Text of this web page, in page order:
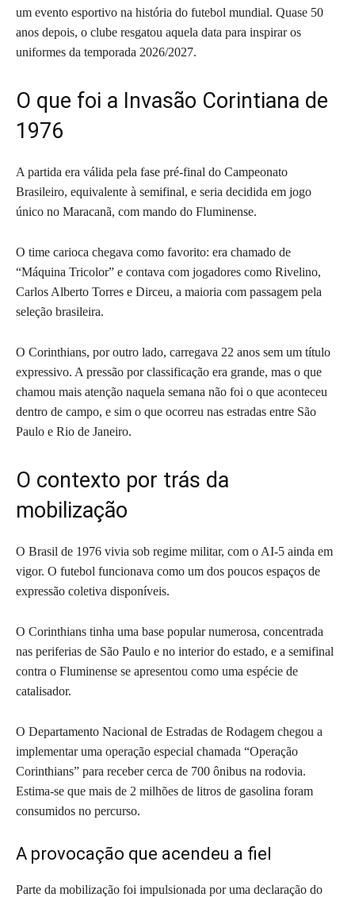
um evento esportivo na história do futebol mundial. Quase 50
anos depois, o clube resgatou aquela data para inspirar os
uniformes da temporada 2026/2027.
O que foi a Invasão Corintiana de
1976
A partida era válida pela fase pré-final do Campeonato
Brasileiro, equivalente à semifinal, e seria decidida em jogo
único no Maracanã, com mando do Fluminense.
O time carioca chegava como favorito: era chamado de
“Máquina Tricolor” e contava com jogadores como Rivelino,
Carlos Alberto Torres e Dirceu, a maioria com passagem pela
seleção brasileira.
O Corinthians, por outro lado, carregava 22 anos sem um título
expressivo. A pressão por classificação era grande, mas o que
chamou mais atenção naquela semana não foi o que aconteceu
dentro de campo, e sim o que ocorreu nas estradas entre São
Paulo e Rio de Janeiro.
O contexto por trás da
mobilização
O Brasil de 1976 vivia sob regime militar, com o AI-5 ainda em
vigor. O futebol funcionava como um dos poucos espaços de
expressão coletiva disponíveis.
O Corinthians tinha uma base popular numerosa, concentrada
nas periferias de São Paulo e no interior do estado, e a semifinal
contra o Fluminense se apresentou como uma espécie de
catalisador.
O Departamento Nacional de Estradas de Rodagem chegou a
implementar uma operação especial chamada “Operação
Corinthians” para receber cerca de 700 ônibus na rodovia.
Estima-se que mais de 2 milhões de litros de gasolina foram
consumidos no percurso.
A provocação que acendeu a fiel
Parte da mobilização foi impulsionada por uma declaração do